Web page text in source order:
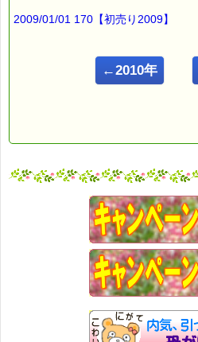
2009/01/01 170【初売り2009】
←2010年